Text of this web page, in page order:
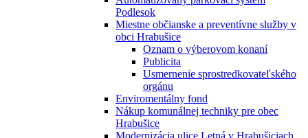
Podlesok
Miestne občianske a preventívne služby v
obci Hrabušice
Oznam o výberovom konaní
Publicita
Usmernenie sprostredkovateľského
orgánu
Enviromentálny fond
Nákup komunálnej techniky pre obec
Hrabušice
Modernizácia ulice Letná v Hrabušiciach